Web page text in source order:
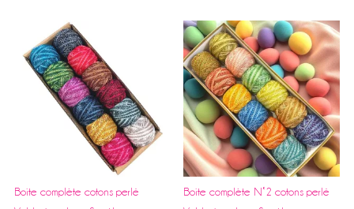
Boite complète cotons perlé
Boite complète N°2 cotons perlé